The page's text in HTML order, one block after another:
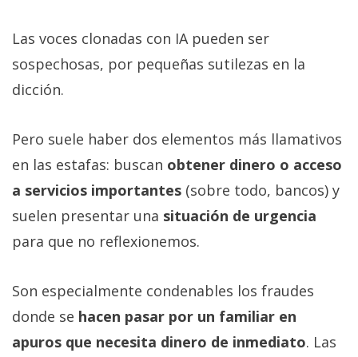
Las voces clonadas con IA pueden ser
sospechosas, por pequeñas sutilezas en la
dicción.
Pero suele haber dos elementos más llamativos
en las estafas: buscan obtener dinero o acceso
a servicios importantes (sobre todo, bancos) y
suelen presentar una situación de urgencia
para que no reflexionemos.
Son especialmente condenables los fraudes
donde se hacen pasar por un familiar en
apuros que necesita dinero de inmediato. Las